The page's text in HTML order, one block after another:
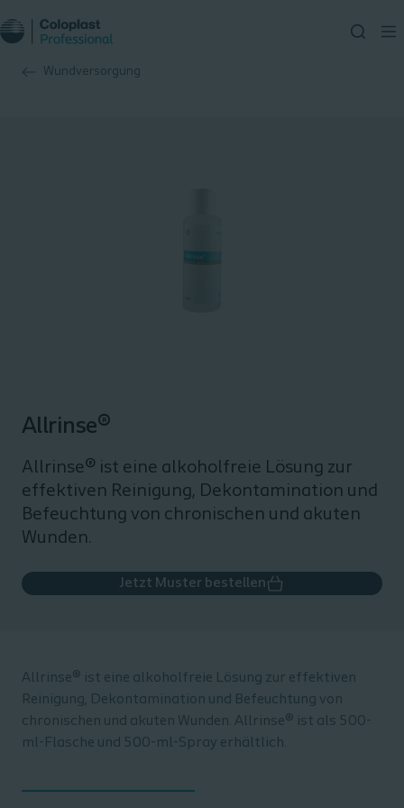
Wundversorgung
Allrinse®
Allrinse® ist eine alkoholfreie Lösung zur
effektiven Reinigung, Dekontamination und
Befeuchtung von chronischen und akuten
Wunden.
Jetzt Muster bestellen
Allrinse® ist eine alkoholfreie Lösung zur effektiven
Reinigung, Dekontamination und Befeuchtung von
chronischen und akuten Wunden. Allrinse® ist als 500-
ml-Flasche und 500-ml-Spray erhältlich.